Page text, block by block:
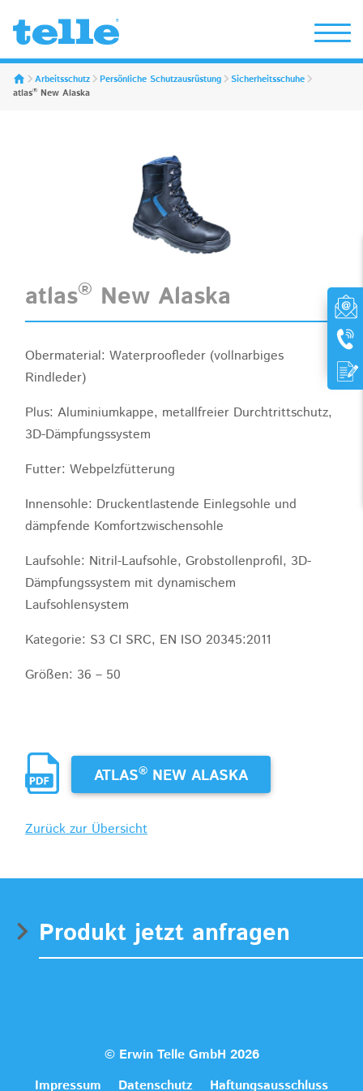
Erwin Telle GmbH
Arbeitsschutz Persönliche Schutzausrüstung
Sicherheitsschuhe
atlas® New Alaska
atlas® New Alaska
Obermaterial: Waterproofleder (vollnarbiges
Rindleder)
Plus: Aluminiumkappe, metallfreier Durchtrittschutz,
3D-Dämpfungssystem
Futter: Webpelzfütterung
Innensohle: Druckentlastende Einlegsohle und
dämpfende Komfortzwischensohle
Laufsohle: Nitril-Laufsohle, Grobstollenprofil, 3D-
Dämpfungssystem mit dynamischem
Laufsohlensystem
Kategorie: S3 CI SRC, EN ISO 20345:2011
Größen: 36 – 50
ATLAS® NEW ALASKA
Zurück zur Übersicht
Produkt jetzt anfragen
© Erwin Telle GmbH 2026
Impressum
Datenschutz Haftungsausschluss